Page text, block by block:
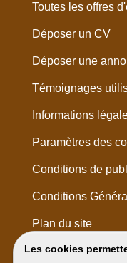
Les cookies
Toutes les offres
Déposer un CV
Déposer une
Témoignages
Informations
Paramètres des
Conditions de
Conditions
Plan du site